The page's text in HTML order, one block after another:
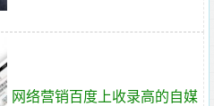
网络营销百度上收录高的自媒